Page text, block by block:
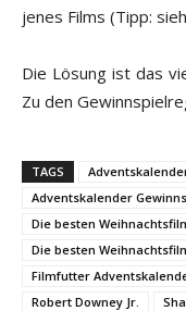
jenes Films (Tipp:
Die Lösung ist das
Zu den
TAGS
Adventskalender
Die besten
Die besten
Filmfutter
Robert Downey Jr.